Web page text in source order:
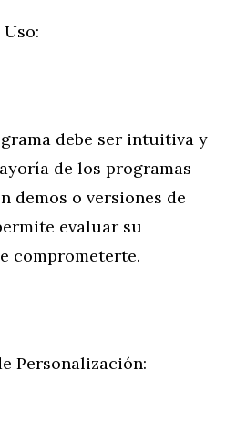
debe ser intuitiva y
de los programas
demos o versiones de
evaluar su
comprometerte.
Personalización: